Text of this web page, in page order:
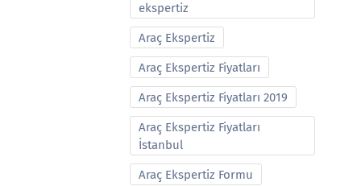
ekspertiz
Araç Ekspertiz
Araç Ekspertiz Fiyatları
Araç Ekspertiz Fiyatları 2019
Araç Ekspertiz Fiyatları
İstanbul
Araç Ekspertiz Formu